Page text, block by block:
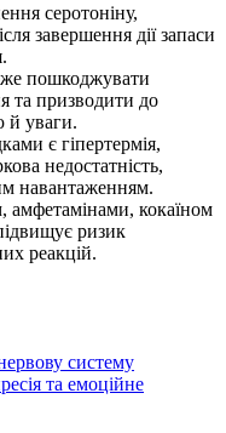
серотоніну,
завершення дії запаси
пошкоджувати
та призводити до
й уваги.
є гіпертермія,
недостатність,
навантаженням.
кокаїном
ризик
реакцій.
систему
та емоційне